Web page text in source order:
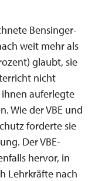
Bensinger-
weit mehr als
glaubt, sie
nicht
auferlegte
Wie der VBE und
forderte sie
Der VBE-
hervor, in
Lehrkräfte nach